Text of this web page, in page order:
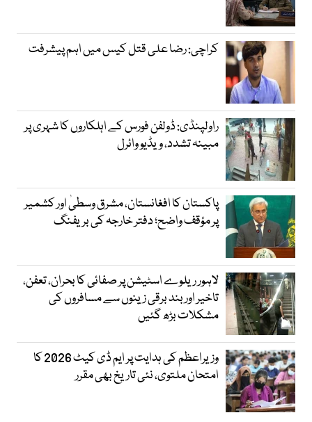
کراچی: رضا علی قتل کیس میں اہم پیشرفت
راولپنڈی: ڈولفن فورس کے اہلکاروں کا شہری پر
مبینہ تشدد، ویڈیو وائرل
پاکستان کا افغانستان، مشرق وسطیٰ اور کشمیر
پر مؤقف واضح؛ دفتر خارجہ کی بریفنگ
لاہور ریلوے اسٹیشن پر صفائی کا بحران، تعفن،
تاخیر اور بند برقی زینوں سے مسافروں کی
مشکلات بڑھ گئیں
وزیراعظم کی ہدایت پر ایم ڈی کیٹ 2026 کا
امتحان ملتوی، نئی تاریخ بھی مقرر